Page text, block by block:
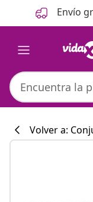
Anterior
Siguiente Envío
Volver a: